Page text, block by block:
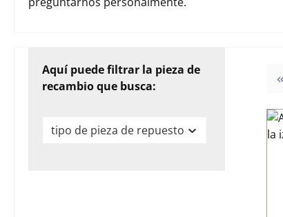
Aquí puede filtrar la pieza de
recambio que busca:
tipo de pieza de repuesto